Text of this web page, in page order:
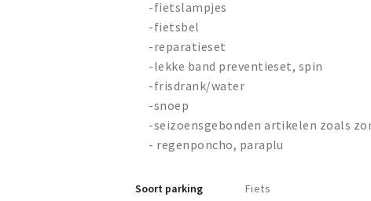
-fietslampjes
-fietsbel
-reparatieset
-lekke band preventieset, spin
-frisdrank/water
-snoep
-seizoensgebonden artikelen zoals
- regenponcho, paraplu
Soort parking
Fiets